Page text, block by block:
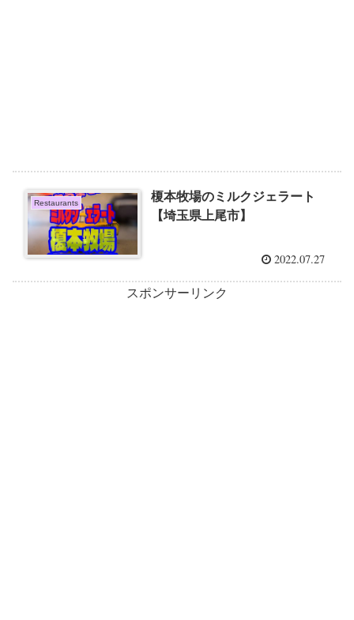
Restaurants
榎本牧場のミルクジェラート
【埼玉県上尾市】
2022.07.27
スポンサーリンク